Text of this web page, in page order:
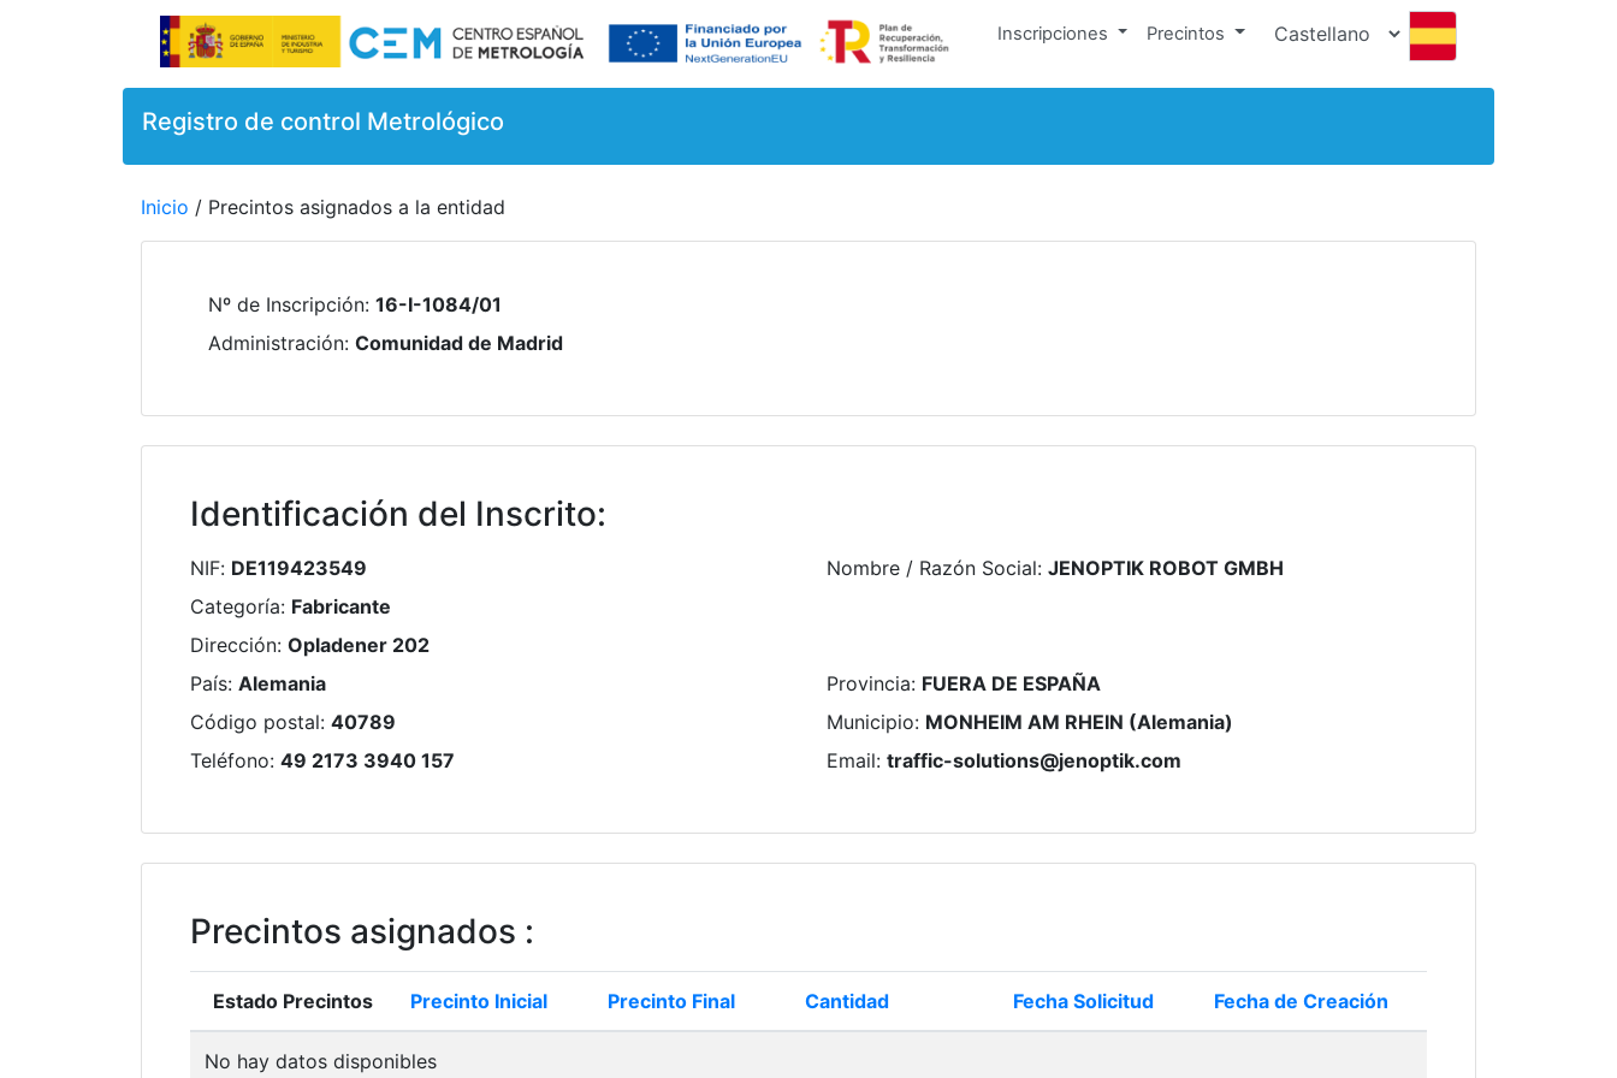
Inscripciones Precintos
Registro de control Metrológico
Inicio / Precintos asignados a la entidad
Nº de Inscripción: 16-I-1084/01
Administración: Comunidad de Madrid
Identificación del Inscrito:
NIF: DE119423549 Nombre / Razón Social: JENOPTIK ROBOT GMBH
Categoría: Fabricante
Dirección: Opladener 202
País: Alemania Provincia: FUERA DE ESPAÑA
Código postal: 40789 Municipio: MONHEIM AM RHEIN (Alemania)
Teléfono: 49 2173 3940 157 Email: traffic-solutions@jenoptik.com
Precintos asignados :
Estado Precintos Precinto Inicial Precinto Final Cantidad Fecha Solicitud Fecha de Creación
No hay datos disponibles